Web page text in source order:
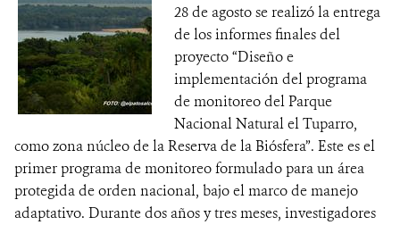
28 de agosto se realizó la entrega
de los informes finales del
proyecto “Diseño e
implementación del programa
de monitoreo del Parque
Nacional Natural el Tuparro,
como zona núcleo de la Reserva de la Biósfera”. Este es el
primer programa de monitoreo formulado para un área
protegida de orden nacional, bajo el marco de manejo
adaptativo. Durante dos años y tres meses, investigadores